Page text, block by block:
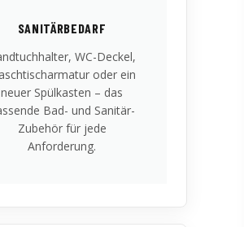
SANITÄRBEDARF
WC-Deckel,
oder ein
neuer Spülkasten – das
Bad- und Sanitär-
Zubehör für jede
Anforderung.